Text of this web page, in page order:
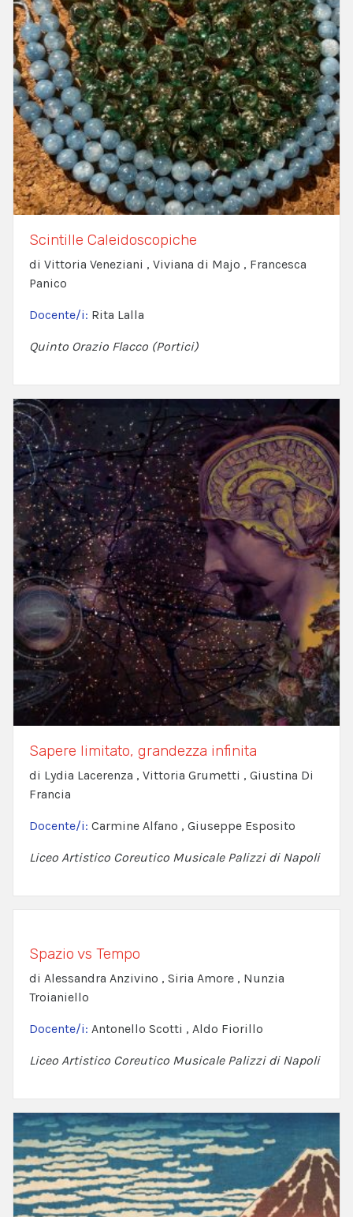
Scintille Caleidoscopiche
di Vittoria Veneziani , Viviana di Majo , Francesca
Panico
Docente/i: Rita Lalla
Quinto Orazio Flacco (Portici)
Sapere limitato, grandezza infinita
di Lydia Lacerenza , Vittoria Grumetti , Giustina Di
Francia
Docente/i: Carmine Alfano , Giuseppe Esposito
Liceo Artistico Coreutico Musicale Palizzi di Napoli
Spazio vs Tempo
di Alessandra Anzivino , Siria Amore , Nunzia
Troianiello
Docente/i: Antonello Scotti , Aldo Fiorillo
Liceo Artistico Coreutico Musicale Palizzi di Napoli